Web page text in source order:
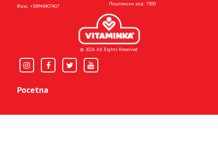
Факс: +38948407407
Поштенски код: 7500
© 2026 All Rights Reserved
Pocetna